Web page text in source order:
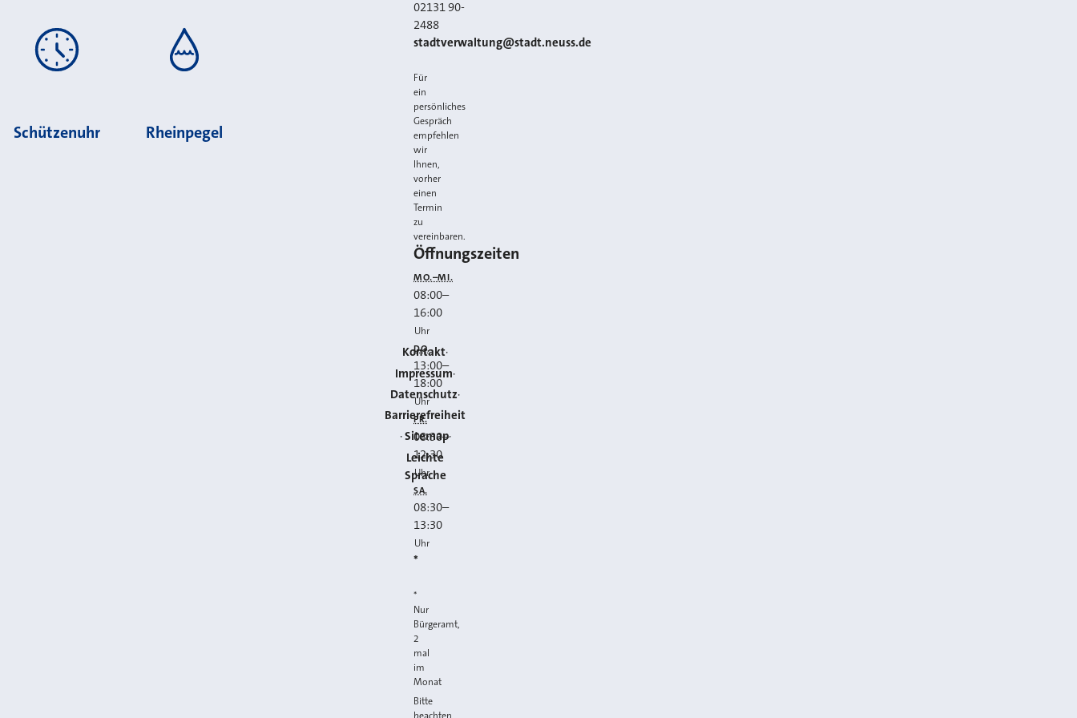
Schützenuhr Rheinpegel
Kontakt
Impressum
Datenschutz
Barrierefreiheit
Sitemap
Leichte
Sprache
02131 90-
2488
E-MAIL
stadtverwaltung@stadt.neuss.de
Für
ein
persönliches
Gespräch
empfehlen
wir
Ihnen,
vorher
einen
Termin
zu
vereinbaren.
Öffnungszeiten
MO.–MI.
08:00–
16:00
Uhr
DO.
13:00–
18:00
Uhr
FR.
08:30–
12:30
Uhr
SA.
08:30–
13:30
Uhr
*
*
Nur
Bürgeramt,
2
mal
im
Monat
Bitte